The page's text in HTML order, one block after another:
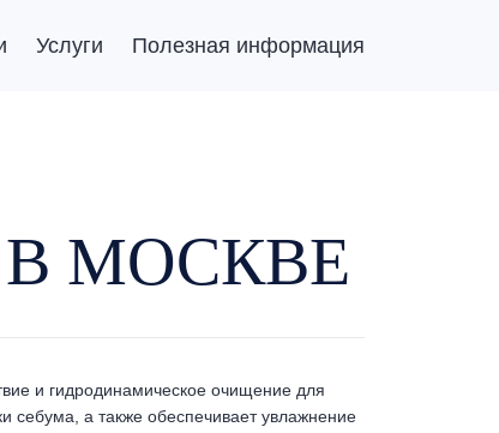
Услуги Полезная информация
МОСКВЕ
и гидродинамическое очищение для
себума, а также обеспечивает увлажнение